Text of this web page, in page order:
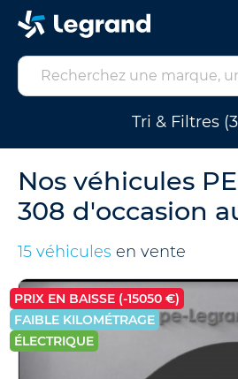
Tri & Filtres
Nos véhicules
308 d'occasion
15 véhicules en vente
PRIX EN BAISSE (-15050 €)
FAIBLE KILOMÉTRAGE
ÉLECTRIQUE